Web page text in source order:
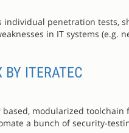
individual penetration tests,
in IT systems (e.g.
BY ITERATEC
based, modularized
a bunch of security-